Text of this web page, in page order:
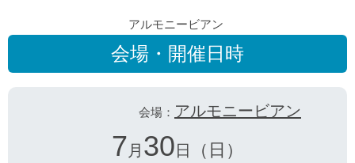
アルモニービアン
会場・開催日時
会場： アルモニービアン
7 月 30 日 （日）